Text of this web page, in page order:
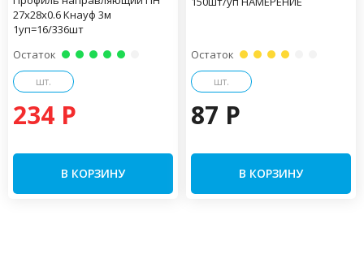
27х28х0.6 Кнауф 3м
1уп=16/336шт
Остаток
шт.
234 P
В КОРЗИНУ
Остаток
шт.
87 P
В КОРЗИНУ